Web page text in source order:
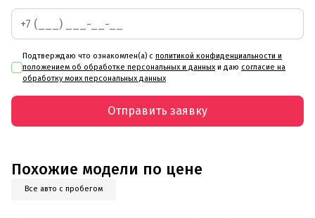
Подтверждаю что ознакомлен(а) с политикой конфиденциальности и
положением об обработке персональных и данных и даю согласие на
обработку моих персональных данных
Отправить заявку
Похожие модели по цене
Все авто с пробегом